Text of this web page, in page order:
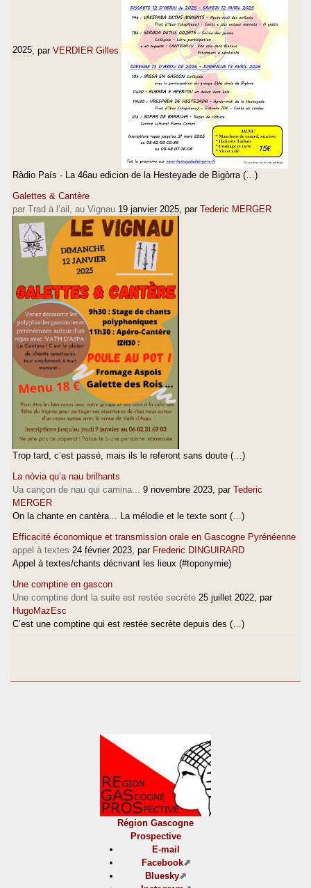
2025 , par VERDIER Gilles
Ràdio País · La 46au edicion de la Hesteyade de Bigòrra (…)
Galettes & Cantère
par Trad à l’ail, au Vignau 19 janvier 2025 , par Tederic MERGER
Trop tard, c’est passé, mais ils le referont sans doute (…)
La nòvia qu’a nau brilhants
Ua cançon de nau qui camina...
9 novembre 2023 , par Tederic
MERGER
On la chante en cantèra... La mélodie et le texte sont (…)
Efficacité économique et transmission orale en Gascogne Pyrénéenne
appel à textes 24 février 2023 , par Frederic DINGUIRARD
Appel à textes/chants décrivant les lieux (#toponymie)
Une comptine en gascon
Une comptine dont la suite est restée secrète 25 juillet 2022 , par
HugoMazEsc
C’est une comptine qui est restée secrète depuis des (…)
Région Gascogne
Prospective
E-mail
Facebook
Bluesky